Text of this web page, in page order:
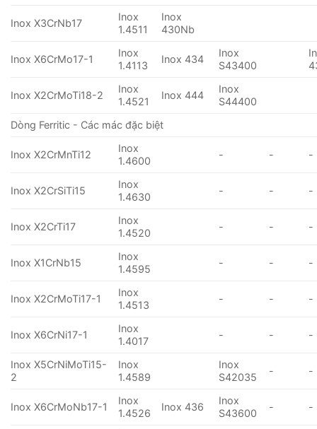
Inox X3CrNb17
Inox
1.4511
Inox
430Nb
Inox X6CrMo17-1
Inox
1.4113
Inox 434
Inox
S43400
Inox X2CrMoTi18-2
Inox
1.4521
Inox 444
Inox
S44400
Dòng Ferritic - Các mác đặc biệt
Inox X2CrMnTi12
Inox
1.4600
- - -
Inox X2CrSiTi15
Inox
1.4630
- - -
Inox X2CrTi17
Inox
1.4520
- - -
Inox X1CrNb15
Inox
1.4595
- - -
Inox X2CrMoTi17-1
Inox
1.4513
- - -
Inox X6CrNi17-1
Inox
1.4017
- - -
Inox X5CrNiMoTi15-
2
Inox
1.4589
Inox
S42035
- -
Inox X6CrMoNb17-1
Inox
1.4526
Inox 436
Inox
S43600
- -